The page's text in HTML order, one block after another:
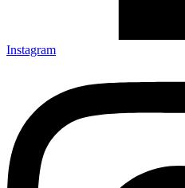
Instagram